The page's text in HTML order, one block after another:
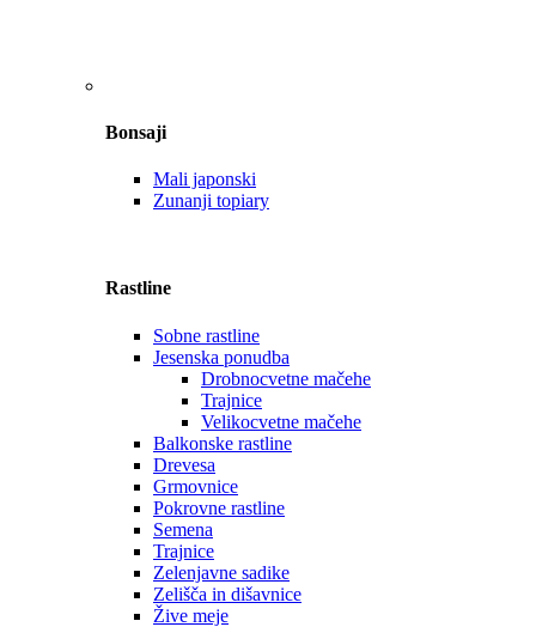
Bonsaji
Mali japonski
Zunanji topiary
Rastline
Sobne rastline
Jesenska ponudba
Drobnocvetne mačehe
Trajnice
Velikocvetne mačehe
Balkonske rastline
Drevesa
Grmovnice
Pokrovne rastline
Semena
Trajnice
Zelenjavne sadike
Zelišča in dišavnice
Žive meje